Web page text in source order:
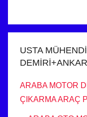
USTA
ARABA MOTOR
ÇIKARMA ARAÇ